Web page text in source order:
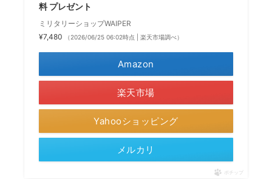
料 プレゼント
ミリタリーショップWAIPER
¥7,480
（2026/06/25 06:02時点 | 楽天市場調べ）
Amazon
楽天市場
Yahooショッピング
メルカリ
ポチップ